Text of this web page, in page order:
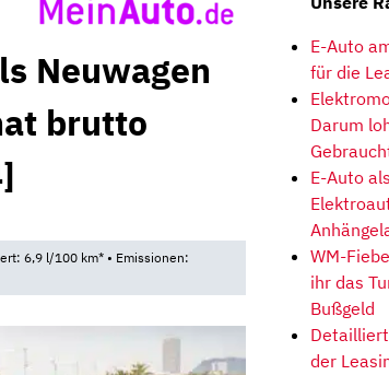
Neuwagen
brutto
6,9 l/100 km* • Emissionen:
E-Auto
für die
Darum
E-Auto
WM-
ihr das
Bußgeld
der